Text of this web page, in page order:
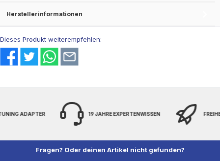
Herstellerinformationen
Dieses Produkt weiterempfehlen:
ADAPTER 19 JAHRE EXPERTENWISSEN
Fragen? Oder deinen Artikel nicht gefunden?